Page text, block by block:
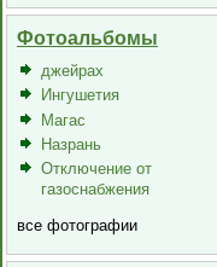
Фотоальбомы
джейрах
Ингушетия
Магас
Назрань
Отключение от
газоснабжения
все фотографии